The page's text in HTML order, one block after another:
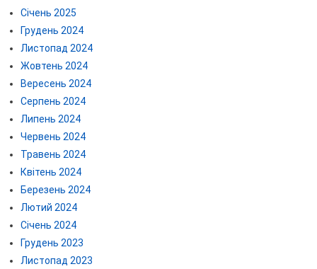
Січень 2025
Грудень 2024
Листопад 2024
Жовтень 2024
Вересень 2024
Серпень 2024
Липень 2024
Червень 2024
Травень 2024
Квітень 2024
Березень 2024
Лютий 2024
Січень 2024
Грудень 2023
Листопад 2023